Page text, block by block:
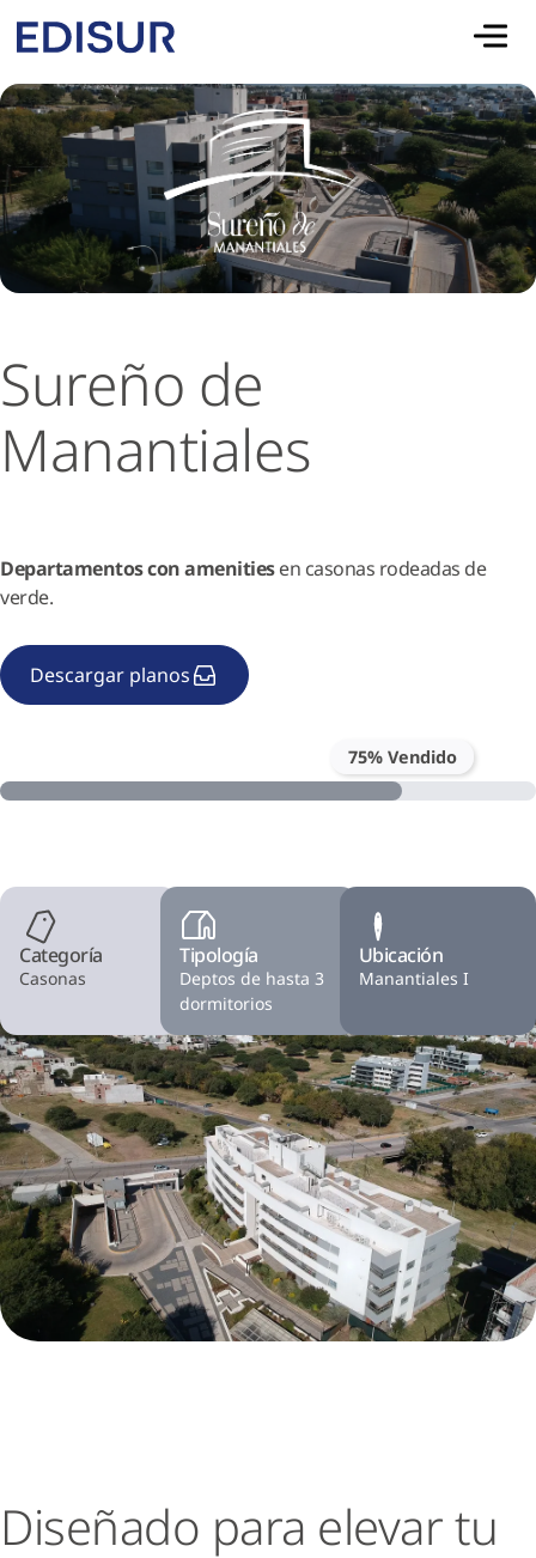
Sureño de
Manantiales
Departamentos con amenitiesen casonas rodeadas de
verde.
Descargar planos
75% Vendido
Categoría
Casonas
Tipología
Deptos de hasta 3
dormitorios
Ubicación
Manantiales I
Diseñado para elevar tu